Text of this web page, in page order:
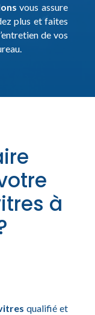
vous assure
plus et faites
de vos
à
qualifié et